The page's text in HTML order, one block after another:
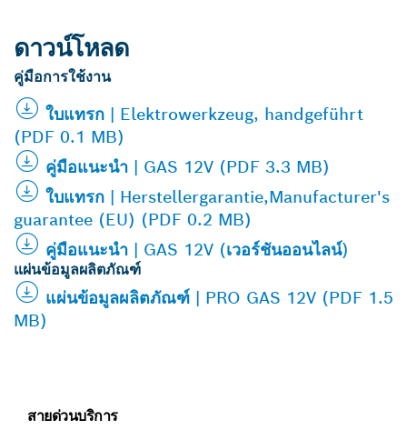
ดาวน์โหลด
คู่มือการใช้งาน
ใบแทรก | Elektrowerkzeug, handgeführt
(PDF 0.1 MB)
คู่มือแนะนำ | GAS 12V (PDF 3.3 MB)
ใบแทรก | Herstellergarantie,Manufacturer's
guarantee (EU) (PDF 0.2 MB)
คู่มือแนะนำ | GAS 12V (เวอร์ชันออนไลน์)
แผ่นข้อมูลผลิตภัณฑ์
แผ่นข้อมูลผลิตภัณฑ์ | PRO GAS 12V (PDF 1.5
MB)
สายด่วนบริการ